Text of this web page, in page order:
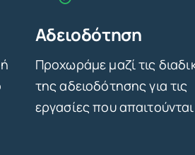
Αδειοδότηση
Προχωράμε μαζί τις
της αδειοδότησης για τις
εργασίες που